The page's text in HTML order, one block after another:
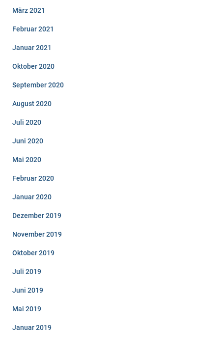
März 2021
Februar 2021
Januar 2021
Oktober 2020
September 2020
August 2020
Juli 2020
Juni 2020
Mai 2020
Februar 2020
Januar 2020
Dezember 2019
November 2019
Oktober 2019
Juli 2019
Juni 2019
Mai 2019
Januar 2019